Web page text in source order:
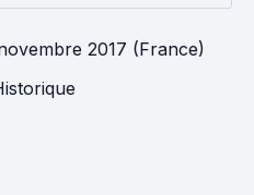
2017 (France)